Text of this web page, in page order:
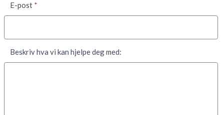
E-post *
Beskriv hva vi kan hjelpe deg med: